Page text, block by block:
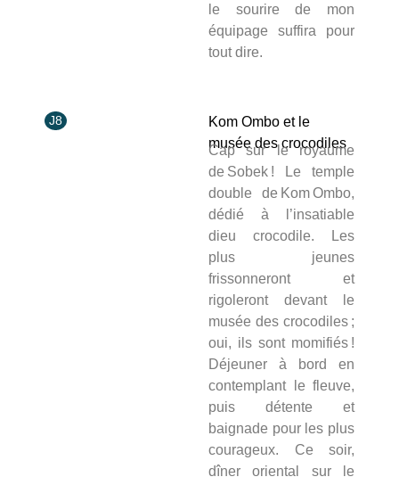
le sourire de mon
équipage suffira pour
tout dire.
J8
Kom Ombo et le
musée des crocodiles
Cap sur le royaume
de Sobek ! Le temple
double de Kom Ombo,
dédié à l’insatiable
dieu crocodile. Les
plus jeunes
frissonneront et
rigoleront devant le
musée des crocodiles ;
oui, ils sont momifiés !
Déjeuner à bord en
contemplant le fleuve,
puis détente et
baignade pour les plus
courageux. Ce soir,
dîner oriental sur le